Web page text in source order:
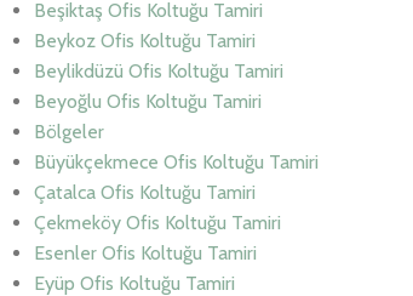
Beşiktaş Ofis Koltuğu Tamiri
Beykoz Ofis Koltuğu Tamiri
Beylikdüzü Ofis Koltuğu Tamiri
Beyoğlu Ofis Koltuğu Tamiri
Bölgeler
Büyükçekmece Ofis Koltuğu Tamiri
Çatalca Ofis Koltuğu Tamiri
Çekmeköy Ofis Koltuğu Tamiri
Esenler Ofis Koltuğu Tamiri
Eyüp Ofis Koltuğu Tamiri